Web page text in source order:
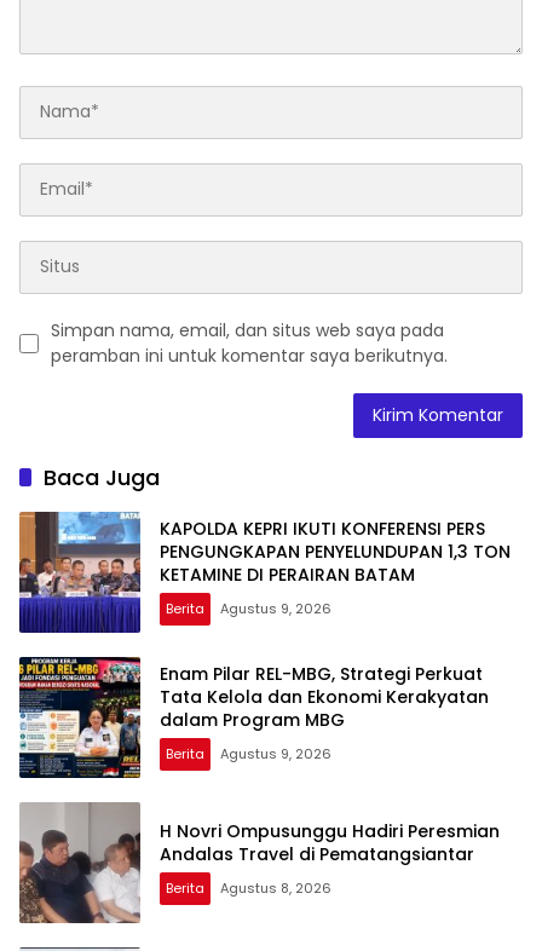
Simpan nama, email, dan situs web saya pada
peramban ini untuk komentar saya berikutnya.
Baca Juga
KAPOLDA KEPRI IKUTI KONFERENSI PERS
PENGUNGKAPAN PENYELUNDUPAN 1,3 TON
KETAMINE DI PERAIRAN BATAM
Berita Agustus 9, 2026
Enam Pilar REL-MBG, Strategi Perkuat
Tata Kelola dan Ekonomi Kerakyatan
dalam Program MBG
Berita Agustus 9, 2026
H Novri Ompusunggu Hadiri Peresmian
Andalas Travel di Pematangsiantar
Berita Agustus 8, 2026